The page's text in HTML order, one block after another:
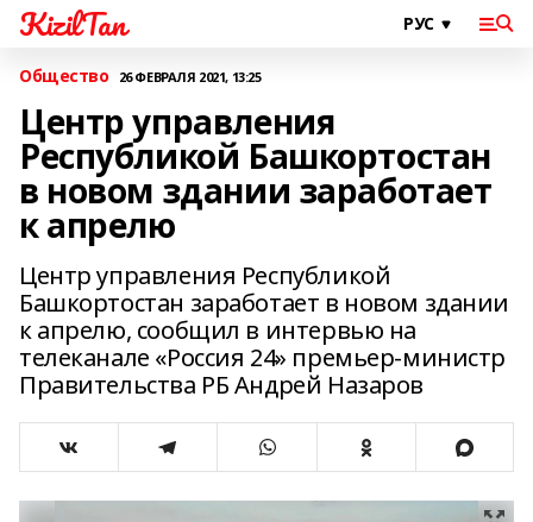
KizilTan
Общество 26 ФЕВРАЛЯ 2021, 13:25
Центр управления
Республикой Башкортостан
в новом здании заработает
к апрелю
Центр управления Республикой
Башкортостан заработает в новом здании
к апрелю, сообщил в интервью на
телеканале «Россия 24» премьер-министр
Правительства РБ Андрей Назаров